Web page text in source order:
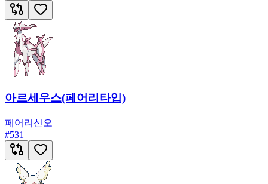
아르세우스(페어리타입)
페어리 신오
#531